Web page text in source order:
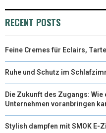
E
R
)
K
RECENT POSTS
Feine Cremes für Eclairs,
Ruhe und Schutz im
Die Zukunft des Zugangs:
Unternehmen voranbringen
Stylish dampfen mit SMOK E-